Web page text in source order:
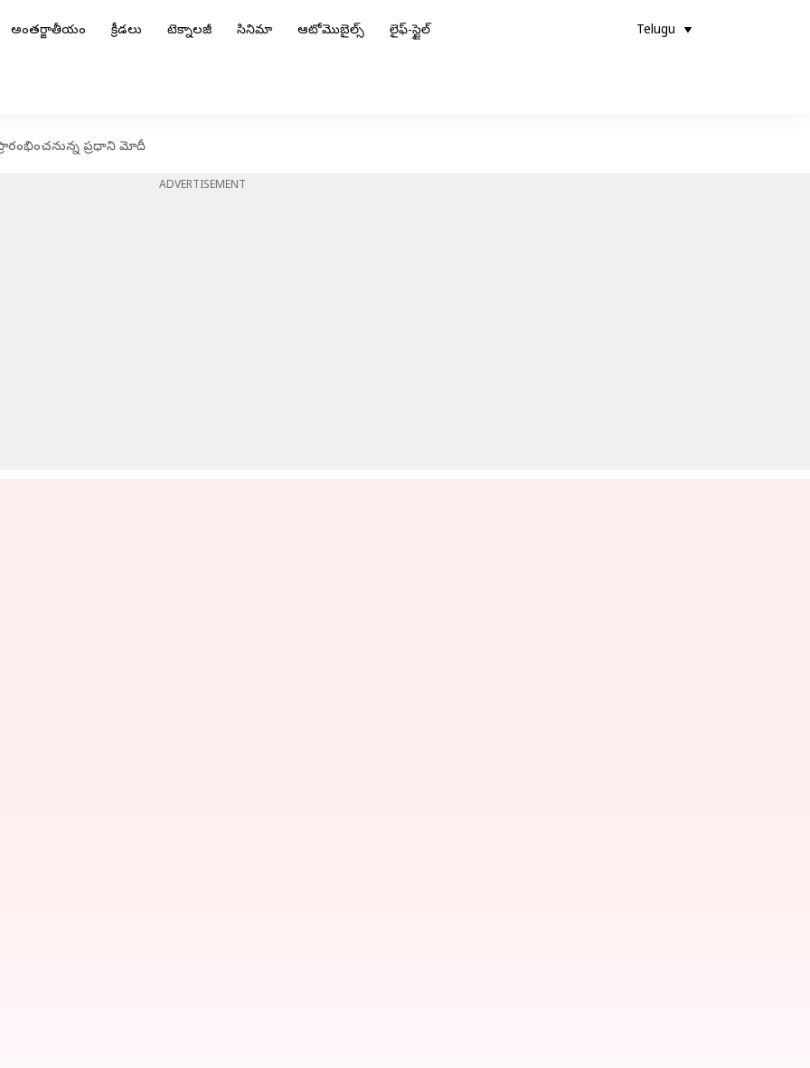
అంతర్జాతీయం క్రీడలు టెక్నాలజీ సినిమా ఆటోమొబైల్స్ లైఫ్-స్టైల్ Telugu
ప్రధాని మోదీ
ADVERTISEMENT